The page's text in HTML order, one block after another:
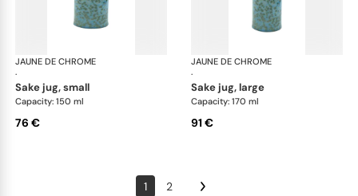
JAUNE DE CHROME
·
Nymphéa
sake jug, small
Capacity: 150 ml
76 €
JAUNE DE CHROME
·
sake jug, large
Capacity: 170 ml
91 €
1 2